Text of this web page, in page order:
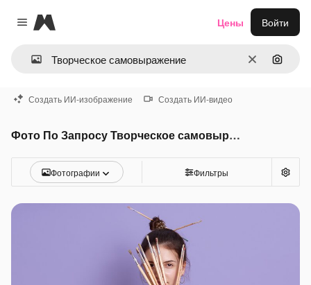
Close menu
Magnific
ОчиститьПоиск
Цены Войти
Создать ИИ-изображение Создать ИИ-видео
Фото По Запросу Творческое самовыражение
Фотографии Фильтры